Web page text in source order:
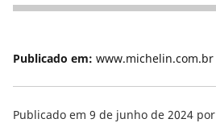
5
Publicado em: www.michelin.com.br
Publicado em 9 de junho de 2024 por